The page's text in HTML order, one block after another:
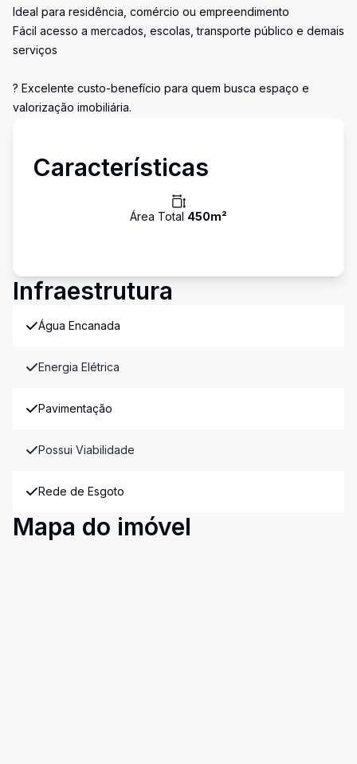
Ideal para residência, comércio ou empreendimento
Fácil acesso a mercados, escolas, transporte público e demais
serviços
? Excelente custo-benefício para quem busca espaço e
valorização imobiliária.
Características
Área Total 450m²
Infraestrutura
Água Encanada
Energia Elétrica
Pavimentação
Possui Viabilidade
Rede de Esgoto
Mapa do imóvel